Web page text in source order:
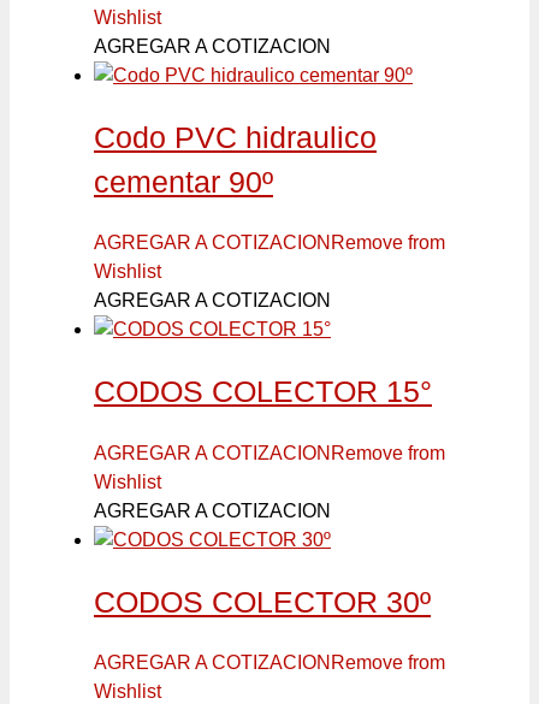
Wishlist
AGREGAR A COTIZACION
Codo PVC hidraulico
cementar 90º
AGREGAR A COTIZACION Remove from
Wishlist
AGREGAR A COTIZACION
CODOS COLECTOR 15°
AGREGAR A COTIZACION Remove from
Wishlist
AGREGAR A COTIZACION
CODOS COLECTOR 30º
AGREGAR A COTIZACION Remove from
Wishlist